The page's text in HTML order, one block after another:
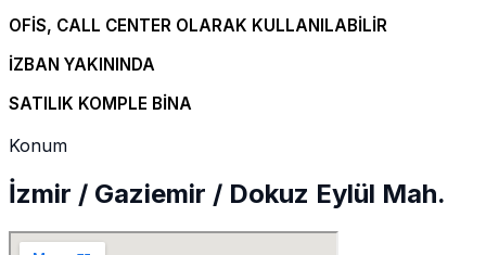
OFİS, CALL CENTER OLARAK KULLANILABİLİR
İZBAN YAKININDA
SATILIK KOMPLE BİNA
Konum
İzmir / Gaziemir / Dokuz Eylül Mah.